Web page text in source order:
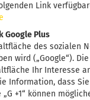
Link
Google Plus
des sozialen
wird („Google“).
Ihr Interesse
Information, dass
+1“ können